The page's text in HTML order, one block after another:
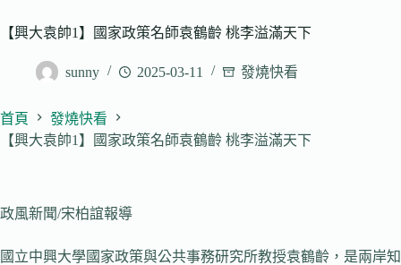
【興大袁帥1】國家政策名師袁鶴齡 桃李溢滿天下
sunny 2025-03-11 發燒快看
首頁
發燒快看
【興大袁帥1】國家政策名師袁鶴齡 桃李溢滿天下
政風新聞/宋柏誼報導
國立中興大學國家政策與公共事務研究所教授袁鶴齡，是兩岸知